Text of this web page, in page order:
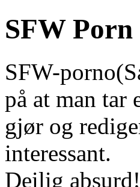
SFW Porn
SFW-
på at man tar
gjør og
interessant.
Deilig absurd!